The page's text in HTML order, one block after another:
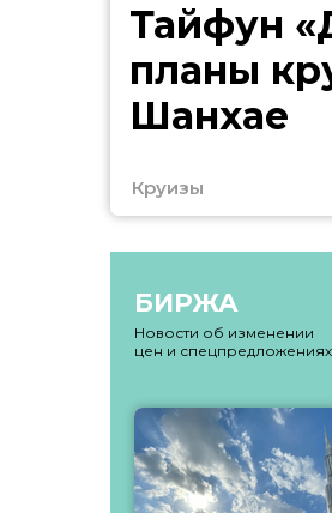
Тайфун
планы
Шанхае
Круизы
БИРЖА
Новости об изменении
цен и спецпредложениях